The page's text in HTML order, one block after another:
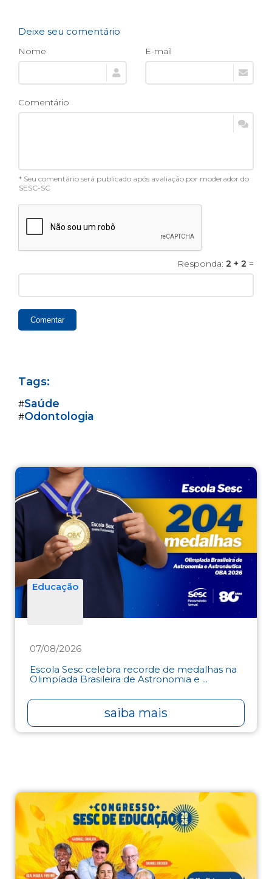
Deixe seu comentário
Nome E-mail
Comentário
* Seu comentário será publicado após avaliação por moderador do
SESC-SC
Responda: 2 + 2 =
Comentar
Tags:
#Saúde
#Odontologia
Educação
07/08/2026
Escola Sesc celebra recorde de medalhas na
Olimpíada Brasileira de Astronomia e ...
saiba mais